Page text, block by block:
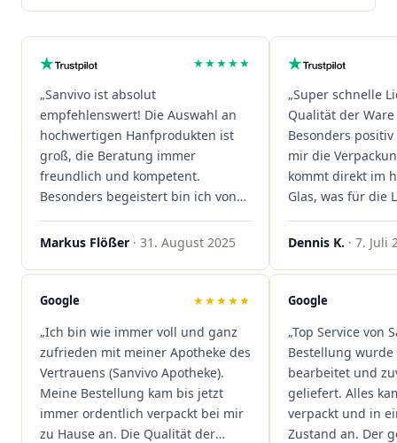
★★★★★
„Sanvivo ist absolut
empfehlenswert! Die Auswahl an
hochwertigen Hanfprodukten ist
groß, die Beratung immer
freundlich und kompetent.
Besonders begeistert bin ich von
der schnellen Rezeptannahme –
alles läuft unkompliziert und
sind extrem zügig, was mir jedes
Mal viel Zeit spart. Man merkt,
Kundenzufriedenheit an erster
Stelle stehen. Vielen Dank an das
Team von Sanvivo – ich bin
rundum begeistert!"
Markus Flößer · 31. August 2025
„Super schnelle
Qualität der
Besonders
mir die
kommt direkt im
Glas, was für die
ist. Ich bestelle
wieder!"
Dennis K. · 7. Juli
Google ★★★★★
„Ich bin wie immer voll und ganz
zufrieden mit meiner Apotheke des
Vertrauens (Sanvivo Apotheke).
Meine Bestellung kam bis jetzt
immer ordentlich verpackt bei mir
zu Hause an. Die Qualität der
Google
„Top Service von
Bestellung wurde
bearbeitet und
geliefert. Alles
verpackt und in
Zustand an. Der